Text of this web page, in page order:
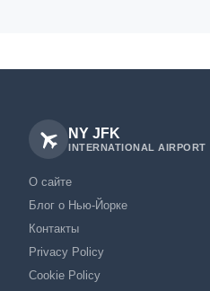
NY JFK
INTERNATIONAL AIRPORT
О сайте
Блог о Нью-Йорке
Контакты
Privacy Policy
Cookie Policy